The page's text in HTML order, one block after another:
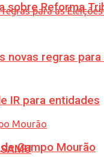
novas regras
sobre Reforma
IR para entidades
Campo Mourão